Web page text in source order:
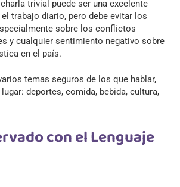
trivial puede ser una excelente
trabajo diario, pero debe evitar los
sobre los conflictos
y cualquier sentimiento negativo sobre
en el país.
temas seguros de los que hablar,
deportes, comida, bebida, cultura,
con el Lenguaje